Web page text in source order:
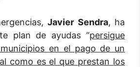
Javier Sendra, ha
plan de ayudas “persigue
en el pago de un
como es el que prestan los